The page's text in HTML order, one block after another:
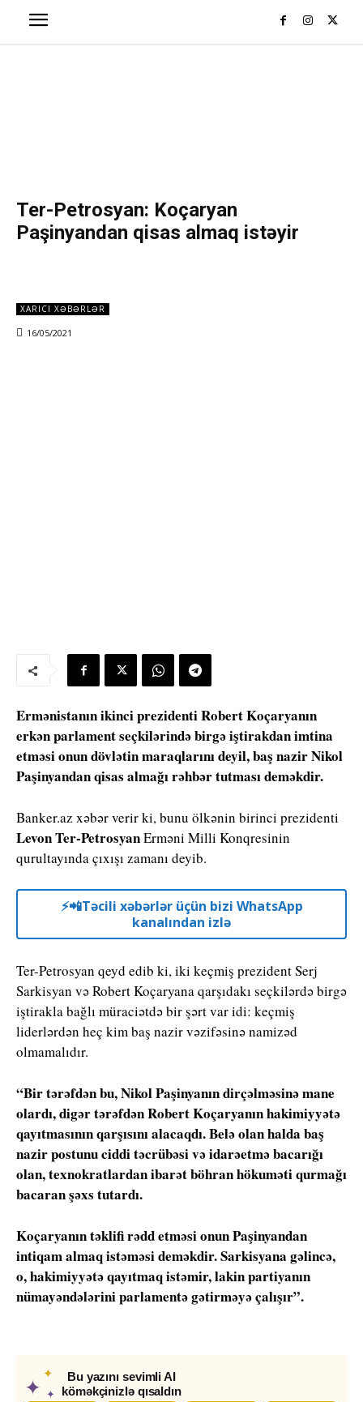
Ter-Petrosyan: Koçaryan
Paşinyandan qisas almaq istəyir
XARICI XƏBƏRLƏR
16/05/2021
Ermənistanın ikinci prezidenti Robert Koçaryanın
erkən parlament seçkilərində birgə iştirakdan imtina
etməsi onun dövlətin maraqlarını deyil, baş nazir Nikol
Paşinyandan qisas almağı rəhbər tutması deməkdir.
Banker.az xəbər verir ki, bunu ölkənin birinci prezidenti
Levon Ter-PetrosyanErməni Milli Konqresinin
qurultayında çıxışı zamanı deyib.
⚡️📲Təcili xəbərlər üçün bizi WhatsApp
kanalından izlə
Ter-Petrosyan qeyd edib ki, iki keçmiş prezident Serj
Sarkisyan və Robert Koçaryana qarşıdakı seçkilərdə birgə
iştirakla bağlı müraciətdə bir şərt var idi: keçmiş
liderlərdən heç kim baş nazir vəzifəsinə namizəd
olmamalıdır.
“Bir tərəfdən bu, Nikol Paşinyanın dirçəlməsinə mane
olardı, digər tərəfdən Robert Koçaryanın hakimiyyətə
qayıtmasının qarşısını alacaqdı. Belə olan halda baş
nazir postunu ciddi təcrübəsi və idarəetmə bacarığı
olan, texnokratlardan ibarət böhran hökuməti qurmağı
bacaran şəxs tutardı.
Koçaryanın təklifi rədd etməsi onun Paşinyandan
intiqam almaq istəməsi deməkdir. Sarkisyana gəlincə,
o, hakimiyyətə qayıtmaq istəmir, lakin partiyanın
nümayəndələrini parlamentə gətirməyə çalışır”.
✦
✦
✦
Bu yazını sevimli AI
köməkçinizlə qısaldın